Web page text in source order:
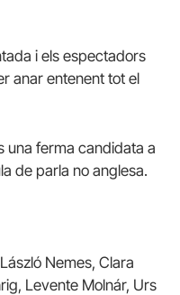
i els espectadors
anar entenent tot el
una ferma candidata a
de parla no anglesa.
László Nemes, Clara
Levente Molnár, Urs